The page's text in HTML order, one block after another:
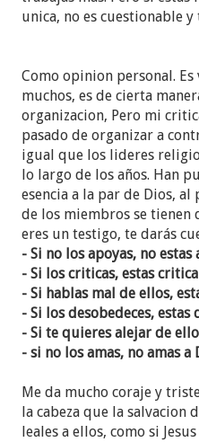
unica, no es cuestionable
Como opinion personal.
muchos, es de cierta
organizacion, Pero mi
pasado de organizar a
igual que los lideres
lo largo de los años. Han
esencia a la par de Dios,
de los miembros se tienen
eres un testigo, te darás
- Si no los apoyas, no estas
- Si los criticas, estas
- Si hablas mal de ellos,
- Si los desobedeces,
- Si te quieres alejar de
- si no los amas, no amas a
Me da mucho coraje y
la cabeza que la salvacion
leales a ellos, como si